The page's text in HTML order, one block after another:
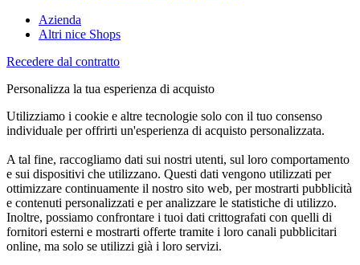
Azienda
Altri nice Shops
Recedere dal contratto
Personalizza la tua esperienza di acquisto
Utilizziamo i cookie e altre tecnologie solo con il tuo consenso
individuale per offrirti un'esperienza di acquisto personalizzata.
A tal fine, raccogliamo dati sui nostri utenti, sul loro comportamento
e sui dispositivi che utilizzano. Questi dati vengono utilizzati per
ottimizzare continuamente il nostro sito web, per mostrarti pubblicità
e contenuti personalizzati e per analizzare le statistiche di utilizzo.
Inoltre, possiamo confrontare i tuoi dati crittografati con quelli di
fornitori esterni e mostrarti offerte tramite i loro canali pubblicitari
online, ma solo se utilizzi già i loro servizi.